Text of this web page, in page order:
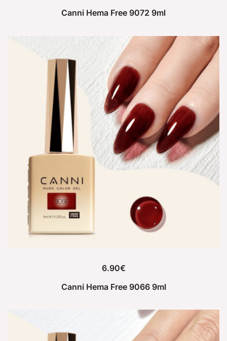
Canni Hema Free 9072 9ml
6.90€
Canni Hema Free 9066 9ml